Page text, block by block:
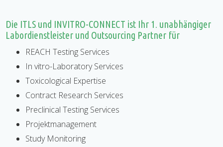
Die ITLS und INVITRO-CONNECT ist Ihr 1. unabhängiger
Labordienstleister und Outsourcing Partner für
REACH Testing Services
In vitro-Laboratory Services
Toxicological Expertise
Contract Research Services
Preclinical Testing Services
Projektmanagement
Study Monitoring